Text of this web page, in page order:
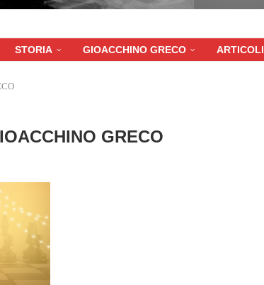
STORIA GIOACCHINO GRECO ARTICOLI
GRECO